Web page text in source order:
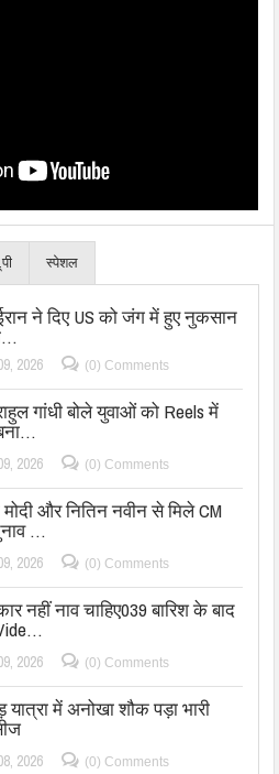
स्पेशल
ने दिए US को जंग में हुए नुकसान
2026 (0) Comments
गांधी बोले युवाओं को Reels में
2026 (0) Comments
मोदी और नितिन नवीन से मिले CM
…
2026 (0) Comments
नहीं नाव चाहिए039 बारिश के बाद
2026 (0) Comments
में अनोखा शौक पड़ा भारी
2026 (0) Comments